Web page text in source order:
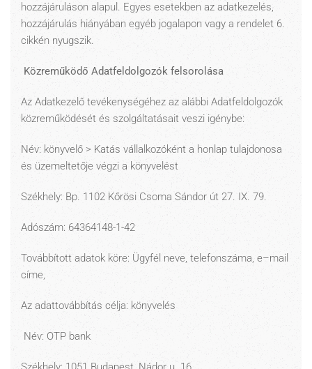
hozzájáruláson alapul. Egyes esetekben az adatkezelés,
hozzájárulás hiányában egyéb jogalapon vagy a rendelet 6.
cikkén nyugszik.
Közreműködő Adatfeldolgozók felsorolása
Az Adatkezelő tevékenységéhez az alábbi Adatfeldolgozók
közreműködését és szolgáltatásait veszi igénybe:
Név: könyvelő > Katás vállalkozóként a honlap tulajdonosa
és üzemeltetője végzi a könyvelést
Székhely: Bp. 1102 Kőrösi Csoma Sándor út 27. IX. 79.
Adószám: 64364148-1-42
Továbbított adatok köre: Ügyfél neve, telefonszáma, e–mail
címe,
Az adattovábbítás célja: könyvelés
Név: OTP bank